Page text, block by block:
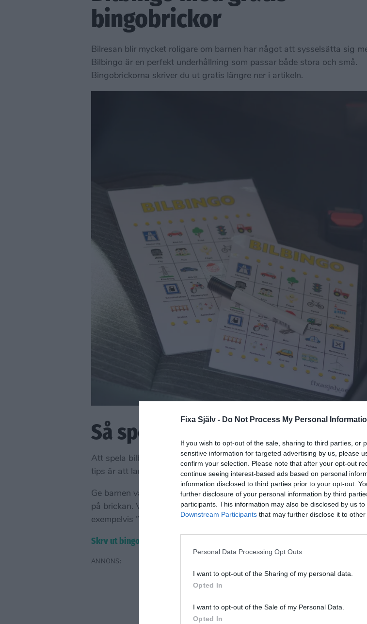
Fixa Själv - Do Not Process My Personal
If you wish to opt-out of the sale, sharing to third parties, or
sensitive information for targeted advertising by us, please
confirm your selection. Please note that after your opt-out
continue seeing interest-based ads based on personal
information disclosed to third parties prior to your opt-out.
further disclosure of your personal information by third
participants. This information may also be disclosed by us
Downstream Participants that may further disclose it to other
Personal Data Processing Opt Outs
I want to opt-out of the Sharing of my personal data.
Opted In
I want to opt-out of the Sale of my Personal Data.
Opted In
bingobrickor
Bilresan blir mycket roligare om barnen har något att sysselsätta sig
Bilbingo är en perfekt underhållning som passar både stora och små.
Bingobrickorna skriver du ut gratis längre ner i artikeln.
Så spelar du bilbingo
Att spela bilbingo är enkelt. Börja med att skriva ut minabingobrickor .
tips är att laminera dem så kan ni använda dem om och om igen!
Ge barnen varsin bricka och sen handlar det bara om att hålla utkik
på brickan. Vid åsynen av något av objekten ropar man ut namnet på
exempelvis ”fågel”. Då kan ingen annan i bilen kryssa av just den
Skrv ut bingobrickorna här >>